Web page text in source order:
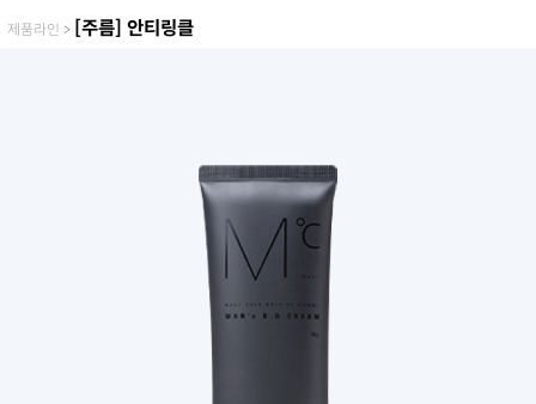
제품라인 > [주름] 안티링클